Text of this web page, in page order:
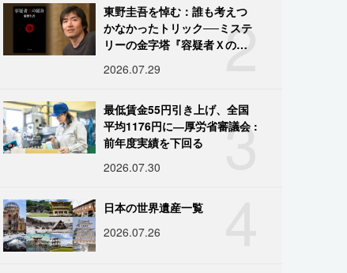
2
東野圭吾を悼む：誰も考えつ
かなかったトリック──ミステ
リーの金字塔『容疑者Ｘの献
2026.07.29
3
最低賃金55円引き上げ、全国
平均1176円に―厚労省審議会 :
前年度実績を下回る
2026.07.30
日本の世界遺産一覧
2026.07.26